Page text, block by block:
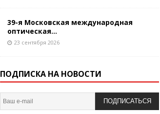
39-я Московская международная
оптическая...
23 сентября 2026
ПОДПИСКА НА НОВОСТИ
ПОДПИСАТЬСЯ